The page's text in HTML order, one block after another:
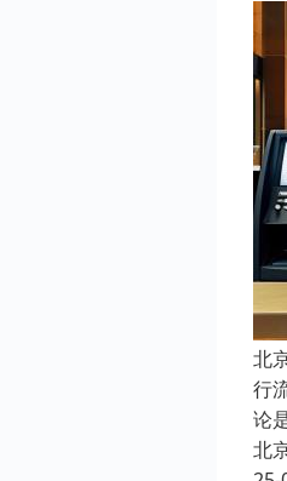
北
行
论
北